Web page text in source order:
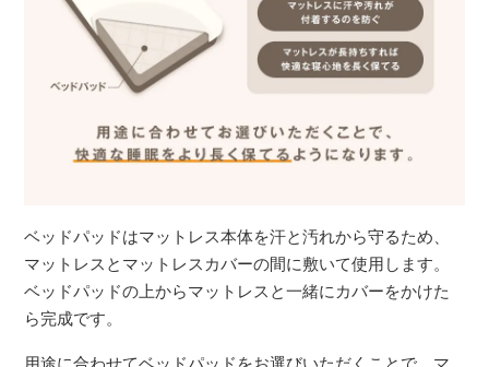
ベッドパッドはマットレス本体を汗と汚れから守るため、
マットレスとマットレスカバーの間に敷いて使用します。
ベッドパッドの上からマットレスと一緒にカバーをかけた
ら完成です。